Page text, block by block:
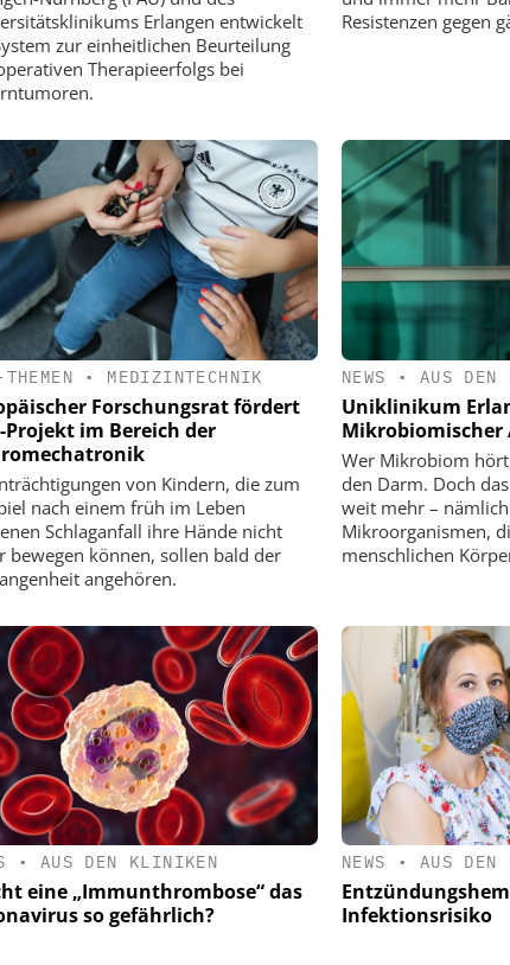
Erlangen entwickelt
zur einheitlichen Beurteilung
Therapieerfolgs bei
Resistenzen gegen
• MEDIZINTECHNIK
Forschungsrat fördert
Projekt im Bereich der
von Kindern, die zum
nach einem früh im Leben
Schlaganfall ihre Hände nicht
bewegen können, sollen bald der
angehören.
NEWS • AUS DEN
Uniklinikum
Mikrobiomischer
Wer Mikrobiom
den Darm. Doch
weit mehr –
Mikroorganismen,
menschlichen
• AUS DEN KLINIKEN
eine „Immunthrombose“ das
so gefährlich?
NEWS • AUS DEN
Infektionsrisiko